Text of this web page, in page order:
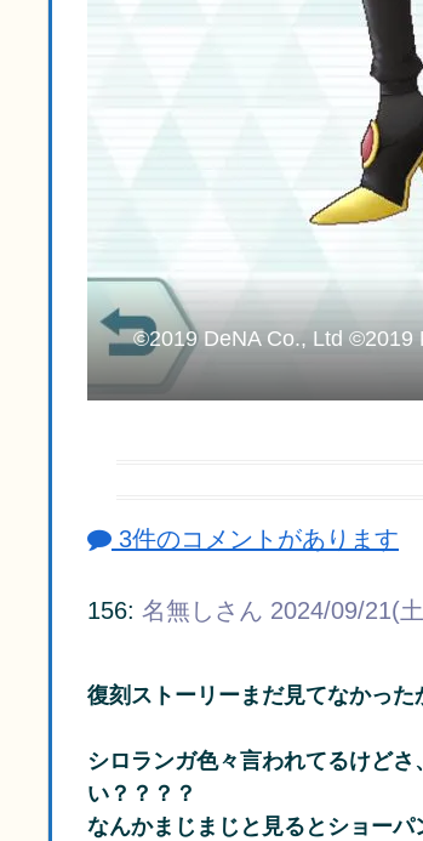
©2019 DeNA Co., Ltd ©2019
3件のコメントがあります
156: 名無しさん 2024/09/21(
復刻ストーリーまだ見てなかった
シロランガ色々言われてるけど
い？？？？
なんかまじまじと見るとショー